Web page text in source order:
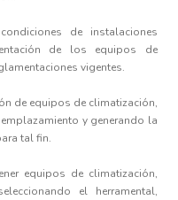
de instalaciones
de los equipos de
vigentes.
de equipos de climatización,
y generando la
tal fin.
equipos de climatización,
el herramental,